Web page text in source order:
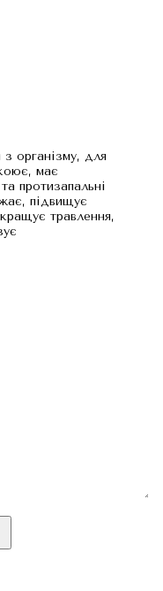
організму, для
має
протизапальні
підвищує
травлення,